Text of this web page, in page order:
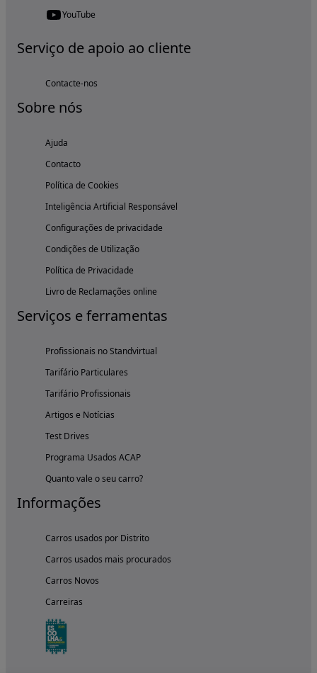
YouTube
Serviço de apoio ao cliente
Contacte-nos
Sobre nós
Ajuda
Contacto
Política de Cookies
Inteligência Artificial Responsável
Configurações de privacidade
Condições de Utilização
Política de Privacidade
Livro de Reclamações online
Serviços e ferramentas
Profissionais no Standvirtual
Tarifário Particulares
Tarifário Profissionais
Artigos e Notícias
Test Drives
Programa Usados ACAP
Quanto vale o seu carro?
Informações
Carros usados por Distrito
Carros usados mais procurados
Carros Novos
Carreiras